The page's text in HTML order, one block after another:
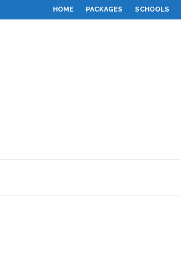
HOME PACKAGES SCHOOLS